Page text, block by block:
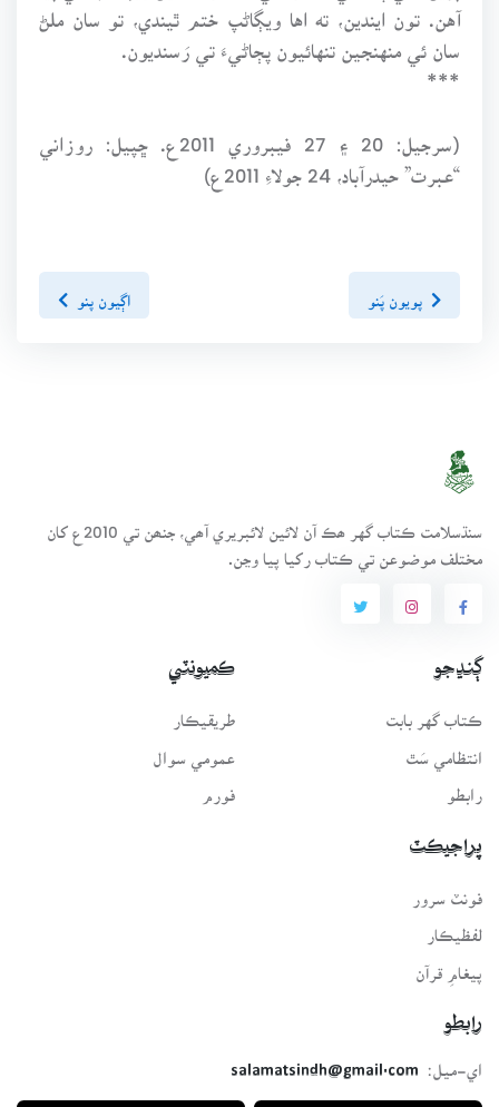
آهن. تون ايندين، ته اها ويڳاڻپ ختم ٿيندي، تو سان ملڻ
سان ئي منهنجين تنهائيون پڄاڻيءَ تي رَسنديون.
***
(سرجيل: 20 ۽ 27 فيبروري 2011ع. ڇپيل: روزاني
“عبرت” حيدرآباد، 24 جولاءِ 2011ع)
پويون پَنو اڳيون پنو
سنڌسلامت ڪتاب گهر ھڪ آن لائين لائبريري آھي، جنھن تي 2010ع کان
مختلف موضوعن تي ڪتاب رکيا پيا وڃن.
ڳنڍجو
ڪتاب گهر بابت
انتظامي سَٿ
رابطو
ڪميونٽي
طريقيڪار
عمومي سوال
فورم
پراجيڪٽ
لفظيڪار
پيغامِ قرآن
رابطو
اي-ميل:
salamatsindh@gmail.com